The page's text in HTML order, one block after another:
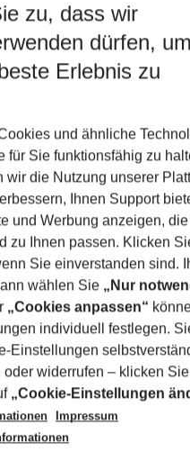
wählen
5-8 Nächte
Keine Kinder
Filter anzeigen
ändern
zu, dass wir
dürfen, um
Erlebnis zu
und ähnliche
für Sie funktionsfähig zu
wir die Nutzung unserer
Ihnen Support
und Werbung anzeigen,
zu Ihnen passen. Klicken
Sie einverstanden sind.
wählen Sie „Nur
„Cookies anpassen“
individuell festlegen.
Einstellungen
oder widerrufen – klicken
„Cookie-Einstellungen
Impressum